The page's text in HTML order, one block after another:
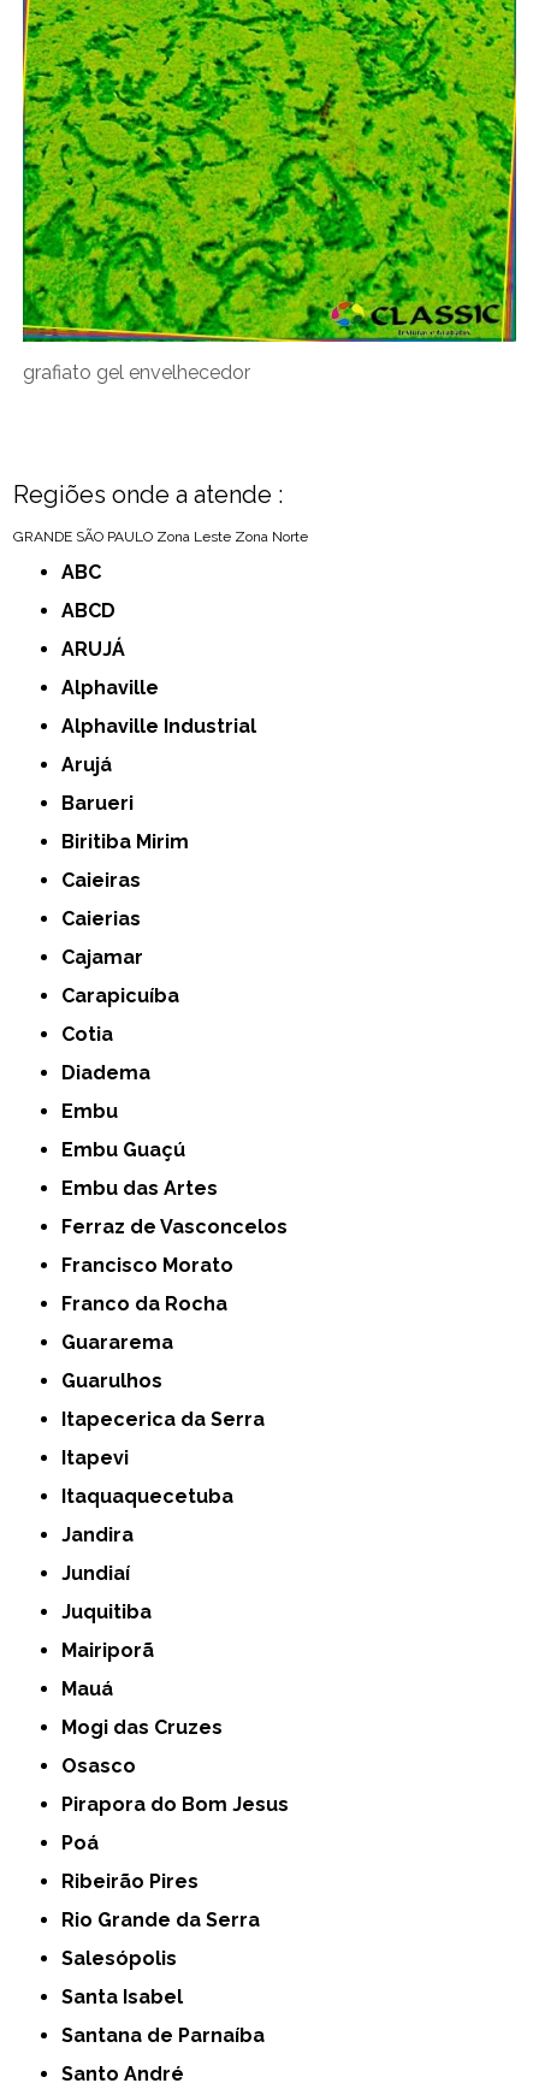
grafiato gel envelhecedor
Regiões onde a atende :
GRANDE SÃO PAULO Zona Leste Zona Norte
ABC
ABCD
ARUJÁ
Alphaville
Alphaville Industrial
Arujá
Barueri
Biritiba Mirim
Caieiras
Caierias
Cajamar
Carapicuíba
Cotia
Diadema
Embu
Embu Guaçú
Embu das Artes
Ferraz de Vasconcelos
Francisco Morato
Franco da Rocha
Guararema
Guarulhos
Itapecerica da Serra
Itapevi
Itaquaquecetuba
Jandira
Jundiaí
Juquitiba
Mairiporã
Mauá
Mogi das Cruzes
Osasco
Pirapora do Bom Jesus
Poá
Ribeirão Pires
Rio Grande da Serra
Salesópolis
Santa Isabel
Santana de Parnaíba
Santo André